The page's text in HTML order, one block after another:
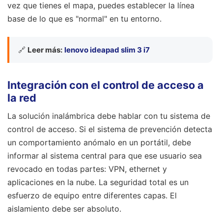
vez que tienes el mapa, puedes establecer la línea
base de lo que es "normal" en tu entorno.
🔗 Leer más: lenovo ideapad slim 3 i7
Integración con el control de acceso a
la red
La solución inalámbrica debe hablar con tu sistema de
control de acceso. Si el sistema de prevención detecta
un comportamiento anómalo en un portátil, debe
informar al sistema central para que ese usuario sea
revocado en todas partes: VPN, ethernet y
aplicaciones en la nube. La seguridad total es un
esfuerzo de equipo entre diferentes capas. El
aislamiento debe ser absoluto.